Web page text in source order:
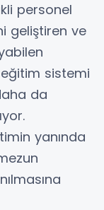
personel
geliştiren ve
sistemi
da
yanında